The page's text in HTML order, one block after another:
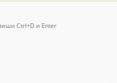
Ctrl+D и Enter